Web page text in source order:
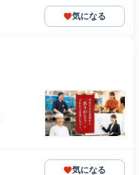
気になる
気になる